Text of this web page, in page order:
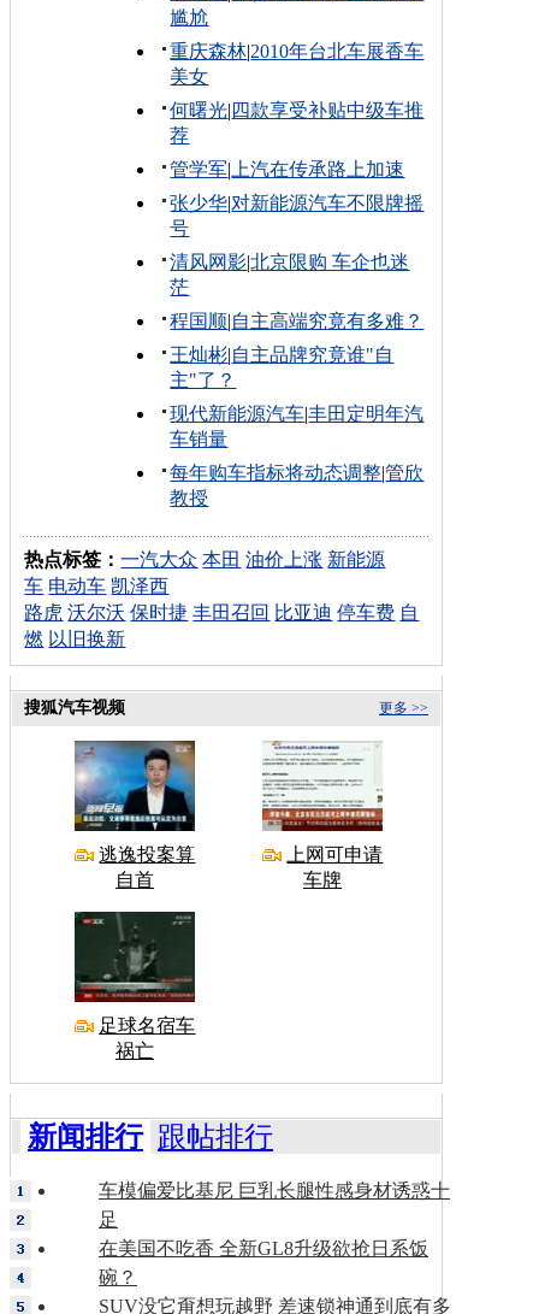
尴尬
重庆森林|2010年台北车展香车
美女
何曙光| 四款享受补贴中级车推
荐
管学军| 上汽在传承路上加速
张少华|对新能源汽车不限牌摇
号
清风网影|北京限购 车企也迷
茫
程国顺|自主高端究竟有多难？
王灿彬|自主品牌究竟谁"自
主"了？
现代新能源汽车|丰田定明年汽
车销量
每年购车指标将动态调整|管欣
教授
热点标签：一汽大众 本田 油价上涨 新能源
车 电动车 凯泽西
路虎 沃尔沃 保时捷 丰田召回 比亚迪 停车费 自
燃 以旧换新
更多 >>
搜狐汽车视频
逃逸投案算
自首
上网可申请
车牌
足球名宿车
祸亡
新闻排行 跟帖排行
车模偏爱比基尼 巨乳长腿性感身材诱惑十
足
在美国不吃香 全新GL8升级欲抢日系饭
碗？
SUV没它甭想玩越野 差速锁神通到底有多